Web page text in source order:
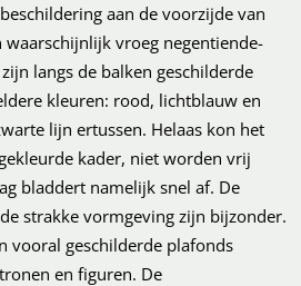
aan de voorzijde van
vroeg negentiende-
langs de balken geschilderde
kleuren: rood, lichtblauw en
lijn ertussen. Helaas kon het
kader, niet worden vrij
bladdert namelijk snel af. De
strakke vormgeving zijn bijzonder.
vooral geschilderde plafonds
en figuren. De